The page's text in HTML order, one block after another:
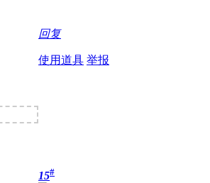
回复
使用道具 举报
15#